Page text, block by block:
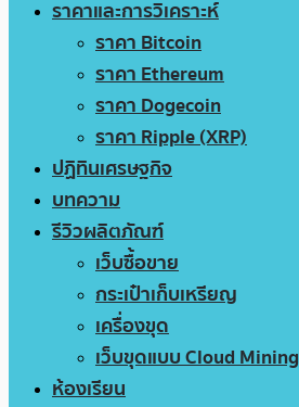
ราคาและการวิเคราะห์
ราคา Bitcoin
ราคา Ethereum
ราคา Dogecoin
ราคา Ripple (XRP)
ปฏิทินเศรษฐกิจ
บทความ
รีวิวผลิตภัณฑ์
เว็บซื้อขาย
กระเป๋าเก็บเหรียญ
เครื่องขุด
เว็บขุดแบบ Cloud Mining
ห้องเรียน